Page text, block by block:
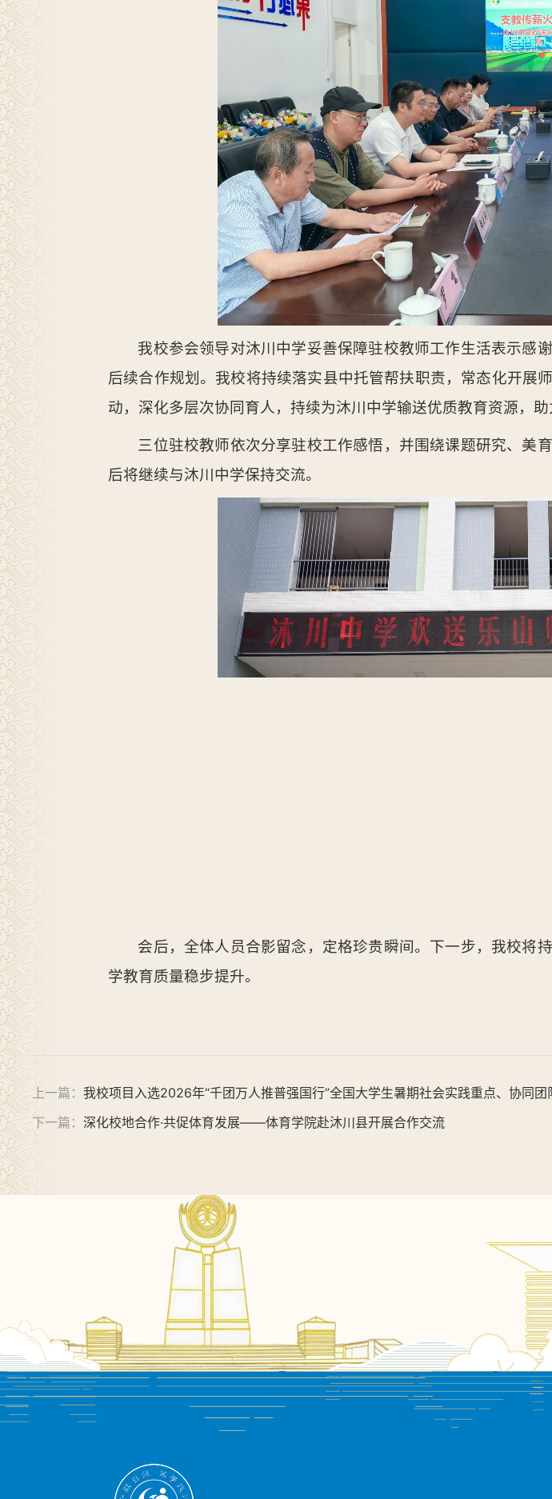
我校参会领导对沐川中学妥善保障驻校教师工作生活表示感
后续合作规划。我校将持续落实县中托管帮扶职责，常态化开展
动，深化多层次协同育人，持续为沐川中学输送优质教育资源，助
三位驻校教师依次分享驻校工作感悟，并围绕课题研究、美
后将继续与沐川中学保持交流。
会后，全体人员合影留念，定格珍贵瞬间。下一步，我校将
学教育质量稳步提升。
上一篇：我校项目入选2026年“千团万人推普强国行”全国大学生暑期社会实践重点、协同团
下一篇：深化校地合作·共促体育发展——体育学院赴沐川县开展合作交流